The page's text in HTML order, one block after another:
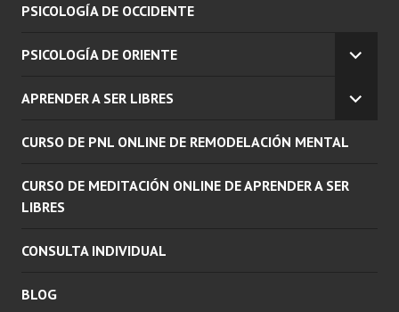
PSICOLOGÍA DE OCCIDENTE
PSICOLOGÍA DE ORIENTE
MENÚ
APRENDER A SER LIBRES
CURSO DE PNL ONLINE DE REMODELACIÓN MENTAL
CURSO DE MEDITACIÓN ONLINE DE APRENDER A SER
LIBRES
CONSULTA INDIVIDUAL
BLOG